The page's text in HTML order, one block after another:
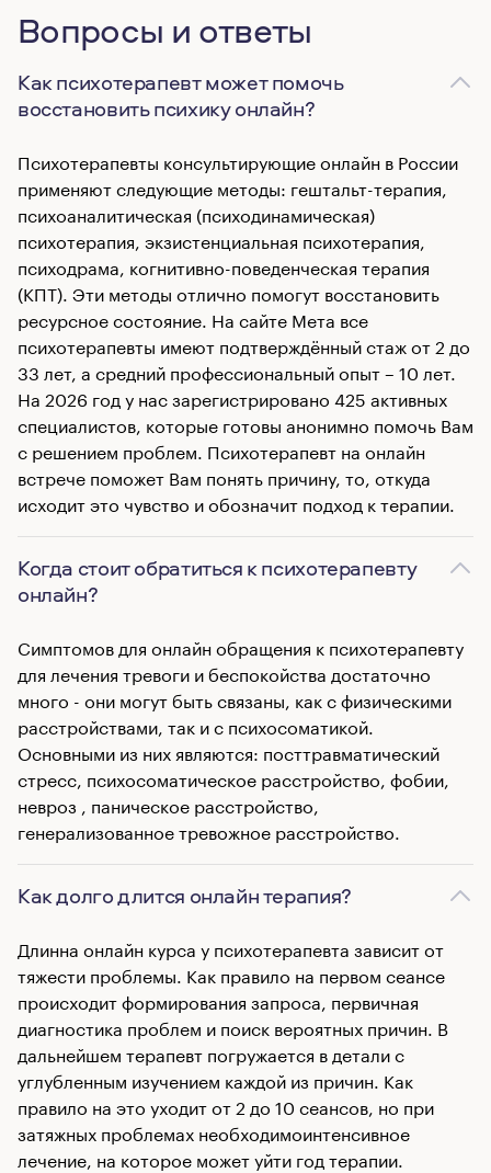
Вопросы и ответы
Как психотерапевт может помочь
восстановить психику онлайн?
Психотерапевты консультирующие онлайн в России
применяют следующие методы: гештальт-терапия,
психоаналитическая (психодинамическая)
психотерапия, экзистенциальная психотерапия,
психодрама, когнитивно-поведенческая терапия
(КПТ). Эти методы отлично помогут восстановить
ресурсное состояние. На сайте Мета все
психотерапевты имеют подтверждённый стаж от 2 до
33 лет, а средний профессиональный опыт – 10 лет.
На 2026 год у нас зарегистрировано 425 активных
специалистов, которые готовы анонимно помочь Вам
с решением проблем. Психотерапевт на онлайн
встрече поможет Вам понять причину, то, откуда
исходит это чувство и обозначит подход к терапии.
Когда стоит обратиться к психотерапевту
онлайн?
Симптомов для онлайн обращения к психотерапевту
для лечения тревоги и беспокойства достаточно
многo - они могут быть связаны, как с физическими
расстройствами, так и с психосоматикой.
Основными из них являются: посттравматический
стресс, психосоматическое расстройство, фобии,
невроз , паническое расстройство,
генерализованное тревожное расстройство.
Как долго длится онлайн терапия?
Длинна онлайн курса у психотерапевта зависит от
тяжести проблемы. Как правило на первом сеансе
происходит формирования запроса, первичная
диагностика проблем и поиск вероятных причин. В
дальнейшем терапевт погружается в детали с
углубленным изучением каждой из причин. Как
правило на это уходит от 2 до 10 сеансов, но при
затяжных проблемах необходимоинтенсивное
лечение, на которое может уйти год терапии.